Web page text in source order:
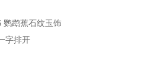
鹦鹉蕉石纹玉饰
字排开